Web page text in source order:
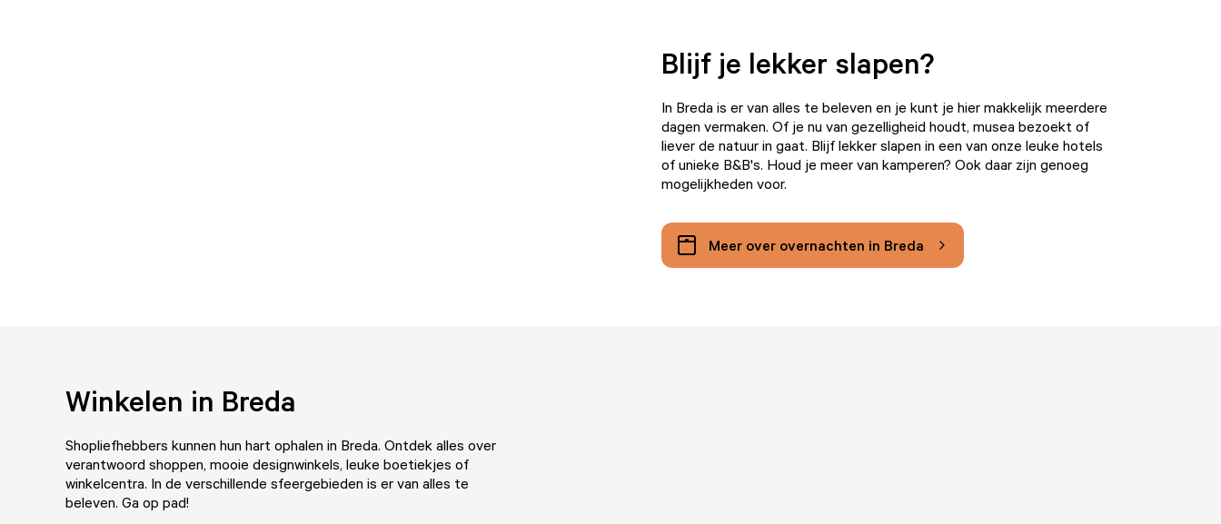
Blijf je lekker slapen?
In Breda is er van alles te beleven en je kunt je hier makkelijk meerdere
dagen vermaken. Of je nu van gezelligheid houdt, musea bezoekt of
liever de natuur in gaat. Blijf lekker slapen in een van onze leuke hotels
of unieke B&B's. Houd je meer van kamperen? Ook daar zijn genoeg
mogelijkheden voor.
Meer over overnachten in Breda
Winkelen in Breda
Shopliefhebbers kunnen hun hart ophalen in Breda. Ontdek alles over
verantwoord shoppen, mooie designwinkels, leuke boetiekjes of
winkelcentra. In de verschillende sfeergebieden is er van alles te
beleven. Ga op pad!